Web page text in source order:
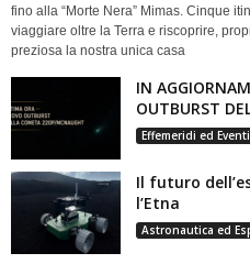
fino alla “Morte Nera” Mimas. Cinque
viaggiare oltre la Terra e riscoprire,
preziosa la nostra unica casa
IN
OUTBURST
Effemeridi ed
Il futuro
l’Etna
Astronautica ed